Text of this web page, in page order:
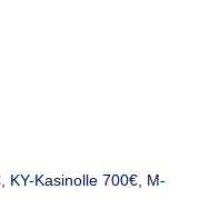
KY-Kasinolle 700€, M-